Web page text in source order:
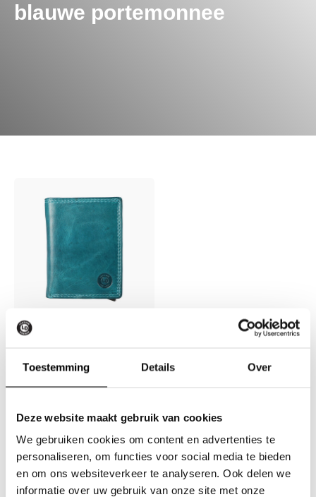
Toestemming Details Over
Deze website maakt gebruik van cookies
We gebruiken cookies om content en advertenties te
personaliseren, om functies voor social media te bieden
en om ons websiteverkeer te analyseren. Ook delen we
informatie over uw gebruik van onze site met onze
blauwe portemonnee
HC Cardprotector
€32,95
Vandaag besteld = volgende
werkdag verstuurd